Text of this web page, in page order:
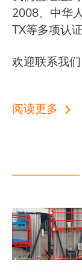
2008、中华
TX等多项认证
欢迎联系我们
阅读更多